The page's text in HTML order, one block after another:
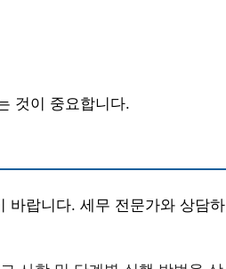
것이 중요합니다.
바랍니다. 세무 전문가와 상담하